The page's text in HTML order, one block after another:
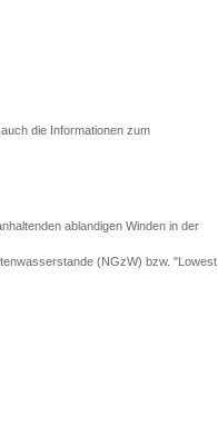
auch die Informationen zum
ablandigen Winden in der
(NGzW) bzw. "Lowest